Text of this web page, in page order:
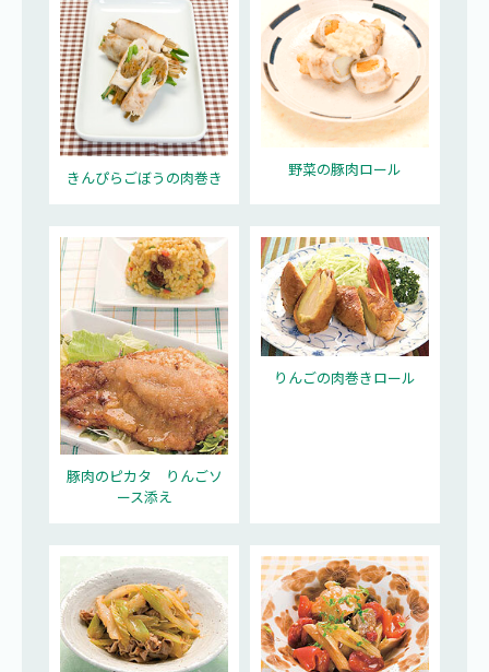
きんぴらごぼうの肉巻き 野菜の豚肉ロール
豚肉のピカタ りんごソ
ース添え
りんごの肉巻きロール